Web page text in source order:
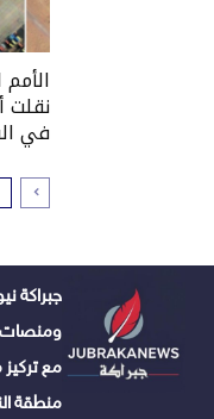
نقلت
في
جبراكة
ومنصات
مع تركيز
منطقة